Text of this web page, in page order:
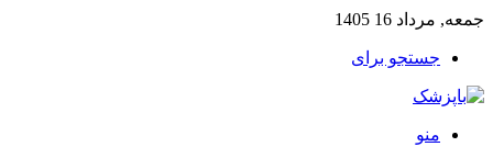
جمعه, مرداد 16 1405
جستجو برای
منو